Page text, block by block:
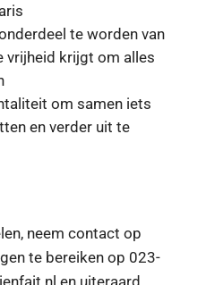
te worden van
vrijheid krijgt om alles
om samen iets
en verder uit te
neem contact op
te bereiken op 023-
en uiteraard